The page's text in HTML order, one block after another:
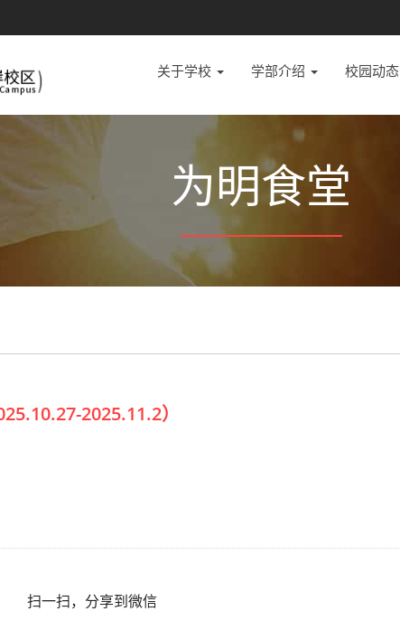
关于学校 学部介绍 校园动态
为明食堂
2025.11.2）
扫一扫，分享到微信